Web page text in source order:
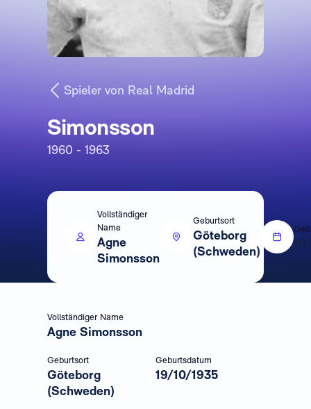
Spieler von Real Madrid
Simonsson
1960 - 1963
Vollständiger
Name
Agne
Simonsson
Geburtsort
Göteborg
(Schweden)
Vollständiger Name
Agne Simonsson
Geburtsort
Göteborg
(Schweden)
Geburtsdatum
19/10/1935